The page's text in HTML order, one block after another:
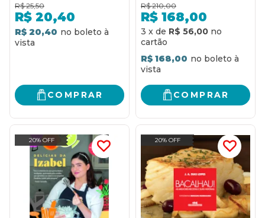
R$ 25,50
R$ 20,40
R$ 20,40
COMPRAR
R$ 210,00
R$ 168,00
3 x de R$ 56,00
R$ 168,00
COMPRAR
20% OFF 20% OFF